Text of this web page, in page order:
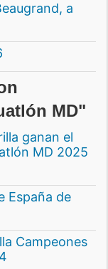
a
MD"
ganan el
MD 2025
España de
Campeones